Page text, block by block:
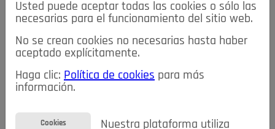
≡NOTICIAS
NOTICIAS SERVICIOS DE INTERÉS
TABLÓN DE ANUNCIOS MIS ANUNCIOS CONTACTO
NOSOTROS
Su cuenta Regístrese ¿Olvidó su contraseña?
Usted puede aceptar todas las cookies o sólo las
necesarias para el funcionamiento del sitio web.
No se crean cookies no necesarias hasta haber
aceptado explícitamente.
Haga clic: Política de cookies para más
información.
Cookies
Nuestra plataforma utiliza